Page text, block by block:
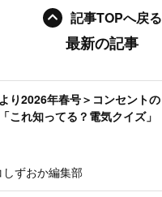
記事TOPへ戻る
最新の記事
り2026年春号＞コンセントの
これ知ってる？電気クイズ」
しずおか編集部